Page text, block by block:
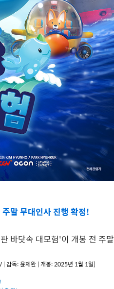
말 무대인사 진행 확정!
바닷속 대모험'이 개봉 전 주말
| 감독: 윤제완 | 개봉: 2025년 1월 1일]